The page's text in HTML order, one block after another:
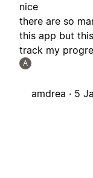
nice
there are so
this app but
track my
A
amdrea · 5